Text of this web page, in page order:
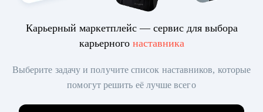
Карьерный маркетплейс — сервис для выбора
карьерного наставника
Выберите задачу и получите список наставников, которые
помогут решить её лучше всего